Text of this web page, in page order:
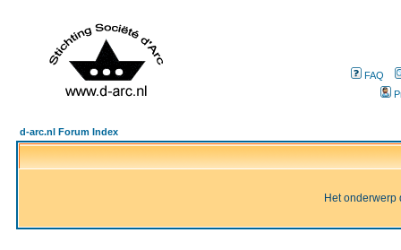
FAQ
d-arc.nl Forum Index
Het onderwerp